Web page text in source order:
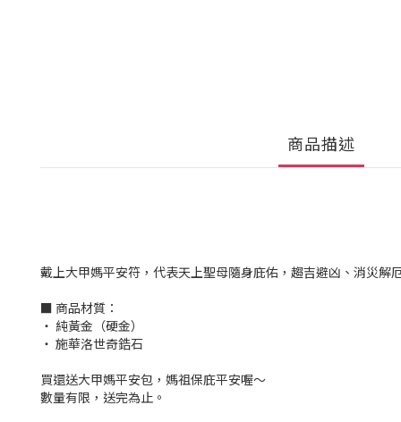
商品描述
戴上大甲媽平安符，代表天上聖母隨身庇佑，趨吉避凶、消災解
■ 商品材質：
‧ 純黃金（硬金）
‧ 施華洛世奇鋯石
買還送大甲媽平安包，媽祖保庇平安喔～
數量有限，送完為止。